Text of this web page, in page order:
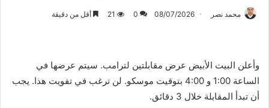
محمد نصر 08/07/2026
0
21 أقل من دقيقة
وأعلن البيت الأبيض عرض مقابلتين لترامب. سيتم عرضها في
الساعة 1:00 و 4:00 بتوقيت موسكو. لن ترغب في تفويت هذا. يجب
أن تبدأ المقابلة خلال 3 دقائق.